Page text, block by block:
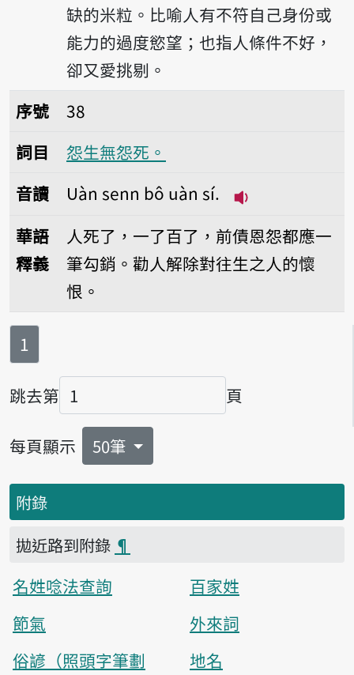
缺的米粒。比喻人有不符自己身份或
能力的過度慾望；也指人條件不好，
卻又愛挑剔。
序號38怨生無怨死。
序號
38
詞目
怨生無怨死。
音讀
Uàn senn bô uàn sí.
華語
釋義
人死了，一了百了，前債恩怨都應一
筆勾銷。勸人解除對往生之人的懷
恨。
第
1
跳去第
頁碼
頁
每頁顯示 50筆
附錄
拋近路到附錄 ¶
名姓唸法查詢
百家姓
節氣
外來詞
俗諺（照頭字筆劃
地名